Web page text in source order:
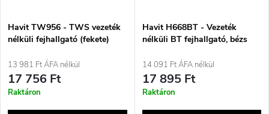
Havit TW956 - TWS vezeték
nélküli fejhallgató (fekete)
13 981 Ft ÁFA nélkül
17 756 Ft
Raktáron
Havit H668BT - Vezeték
nélküli BT fejhallgató, bézs
14 091 Ft ÁFA nélkül
17 895 Ft
Raktáron